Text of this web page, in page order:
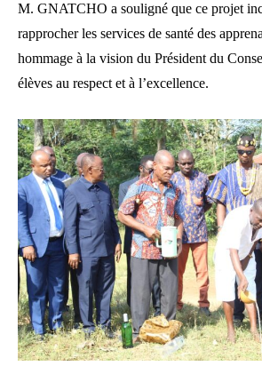
M. GNATCHO a souligné que ce projet
rapprocher les services de santé des
hommage à la vision du Président du
élèves au respect et à l’excellence.